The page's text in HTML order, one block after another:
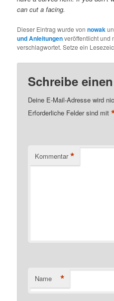
can cut a facing.
Dieser Eintrag wurde vonnowak
und Anleitungenveröffentlicht und
verschlagwortet. Setze ein
Schreibe
Deine E-Mail-Adresse wird
Erforderliche Felder sind mit
Kommentar *
Name *